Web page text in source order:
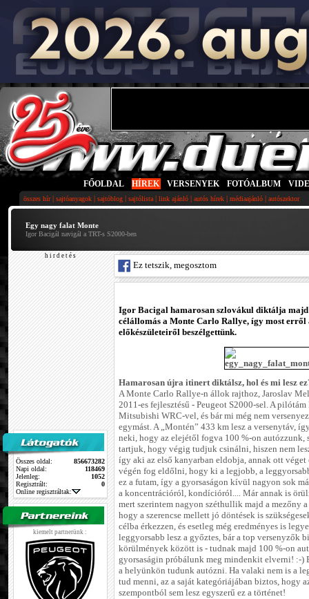
FŐOLDAL HÍREK VERSENYEK FOTÓALBUM
összes hír| sajtóanyagok | sajtóblog | sajtólista | link ajánló | autós hírek | médiaajánló | autószektor
Egy nagy falat Monte
Igor Bacigál navigál a TRT-s S2000-ben
h i r d e t é s
Összes oldal:
856673282
Napi oldal:
118469
Jelenleg:
1052
Regisztrált:
0
Online regisztráltak:
kiemelt partnerünk :
Ez tetszik, megosztom
Igor Bacigal hamarosan szlovákul diktálja
célállomás a Monte Carlo Rallye, így most erről
előkészületeiről beszélgettünk.
Hamarosan újra itinert diktálsz, hol és mi lesz
A Monte Carlo Rallye-n állok rajthoz, Jaroslav
2011-es fejlesztésű - Peugeot S2000-sel. A
Mitsubishi WRC-vel, és bár mi még nem
egymást. A „Montén” 433 km lesz a versenytáv,
neki, hogy az elejétől fogva 100 %-on autózzunk,
tartjuk, hogy végig tudjuk csinálni, hiszen nem
így aki az első kanyarban eldobja, annak ott véget
végén fog eldőlni, hogy ki a legjobb, a
ez a futam, így a gyorsaságon kívül nagyon sok
a koncentrációról, kondícióról.... Már annak is
mert szerintem nagyon széthullik majd a mezőny
hogy a szerencse mellett jó döntések is
célba érkezzen, és esetleg még eredményes is
leggyorsabb lesz a győztes, bár a top versenyzők
körülmények között is - tudnak majd 100 %-on
gyorsaságin próbálunk meg mindenkit elverni! :-)
a helyünkön tudunk autózni. Ha valaki nem is a
tud menni, az a saját kategóriájában biztos, hogy
szempontból sem lesz egyszerű ez a történet!